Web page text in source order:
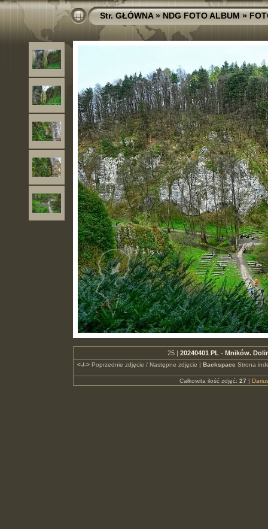
Str. GŁÓWNA»NDG FOTO ALBUM»
25 | 20240401 PL - Mników.
<-/->Poprzednie zdjęcie / Następne zdjęcie | Backspace Strona
Całkowita ilość zdjęć: 27 |